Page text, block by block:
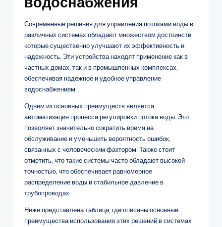
Современные решения для управления потоками воды в
различных системах обладают множеством достоинств,
которые существенно улучшают их эффективность и
надежность. Эти устройства находят применение как в
частных домах, так и в промышленных комплексах,
обеспечивая надежное и удобное управление
водоснабжением.
Одним из основных преимуществ является
автоматизация процесса регулировки потока воды. Это
позволяет значительно сократить время на
обслуживание и уменьшить вероятность ошибок,
связанных с человеческим фактором. Также стоит
отметить, что такие системы часто обладают высокой
точностью, что обеспечивает равномерное
распределение воды и стабильное давление в
трубопроводах.
Ниже представлена таблица, где описаны основные
преимущества использования этих решений в системах